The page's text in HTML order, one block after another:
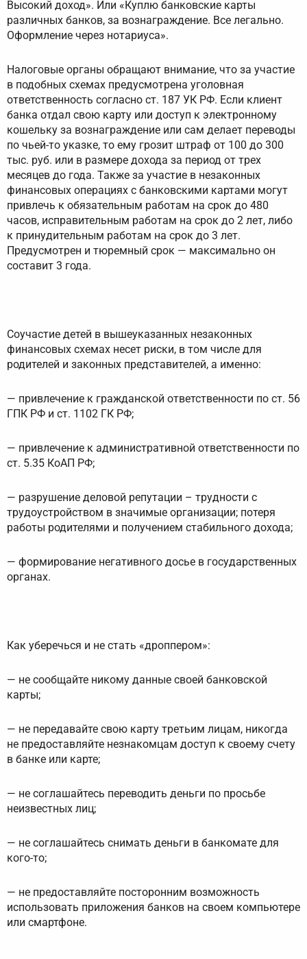
Высокий доход». Или «Куплю банковские карты
различных банков, за вознаграждение. Все легально.
Оформление через нотариуса».
Налоговые органы обращают внимание, что за участие
в подобных схемах предусмотрена уголовная
ответственность согласно ст. 187 УК РФ. Если клиент
банка отдал свою карту или доступ к электронному
кошельку за вознаграждение или сам делает переводы
по чьей-то указке, то ему грозит штраф от 100 до 300
тыс. руб. или в размере дохода за период от трех
месяцев до года. Также за участие в незаконных
финансовых операциях с банковскими картами могут
привлечь к обязательным работам на срок до 480
часов, исправительным работам на срок до 2 лет, либо
к принудительным работам на срок до 3 лет.
Предусмотрен и тюремный срок — максимально он
составит 3 года.
Соучастие детей в вышеуказанных незаконных
финансовых схемах несет риски, в том числе для
родителей и законных представителей, а именно:
— привлечение к гражданской ответственности по ст. 56
ГПК РФ и ст. 1102 ГК РФ;
— привлечение к административной ответственности по
ст. 5.35 КоАП РФ;
— разрушение деловой репутации – трудности с
трудоустройством в значимые организации; потеря
работы родителями и получением стабильного дохода;
— формирование негативного досье в государственных
органах.
Как уберечься и не стать «дроппером»:
— не сообщайте никому данные своей банковской
карты;
— не передавайте свою карту третьим лицам, никогда
не предоставляйте незнакомцам доступ к своему счету
в банке или карте;
— не соглашайтесь переводить деньги по просьбе
неизвестных лиц;
— не соглашайтесь снимать деньги в банкомате для
кого-то;
— не предоставляйте посторонним возможность
использовать приложения банков на своем компьютере
или смартфоне.